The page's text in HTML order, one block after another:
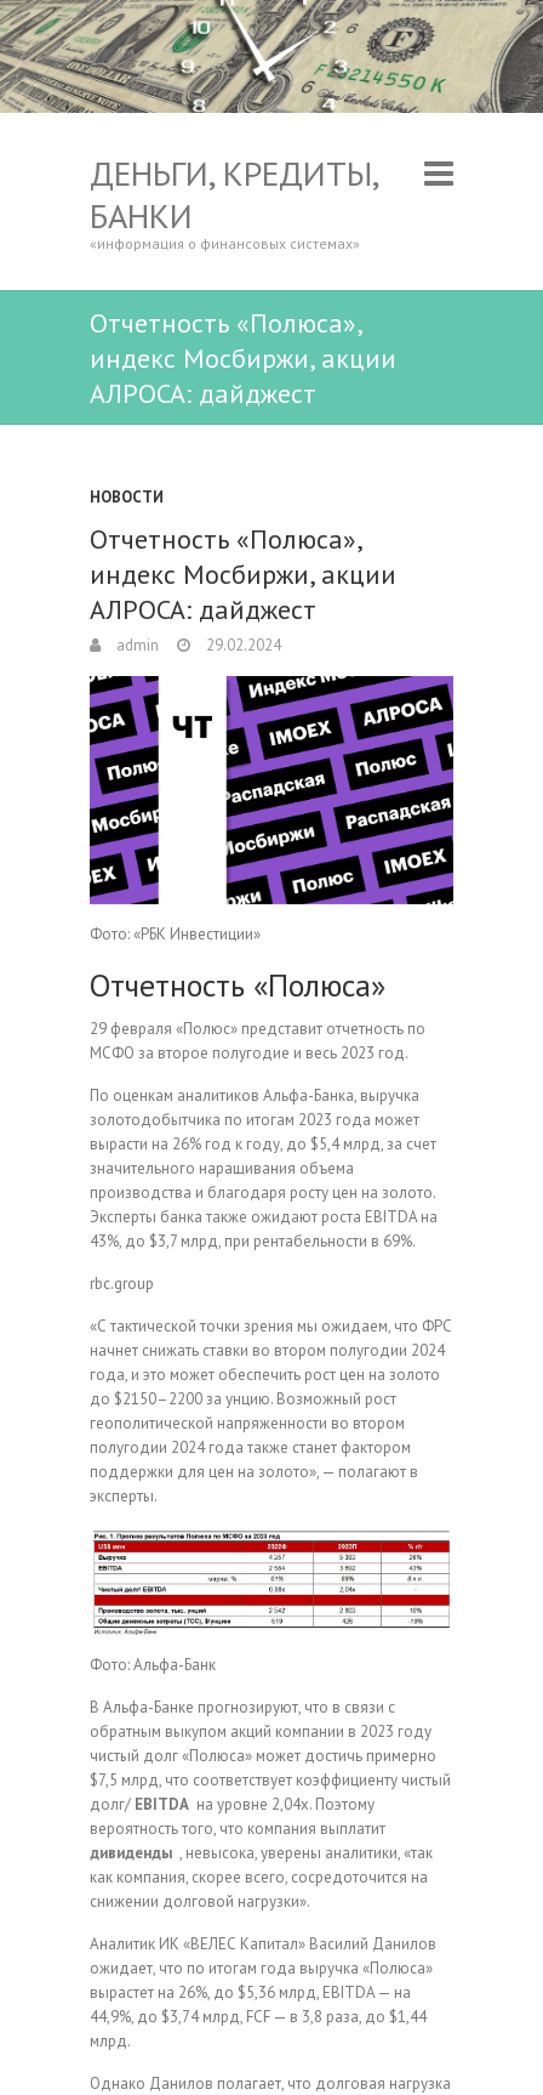
ДЕНЬГИ, КРЕДИТЫ,
БАНКИ
«информация о финансовых системах»
Отчетность «Полюса»,
индекс Мосбиржи, акции
АЛРОСА: дайджест
НОВОСТИ
Отчетность «Полюса»,
индекс Мосбиржи, акции
АЛРОСА: дайджест
admin 29.02.2024
Фото: «РБК Инвестиции»
Отчетность «Полюса»
29 февраля «Полюс» представит отчетность по
МСФО за второе полугодие и весь 2023 год.
По оценкам аналитиков Альфа-Банка, выручка
золотодобытчика по итогам 2023 года может
вырасти на 26% год к году, до $5,4 млрд, за счет
значительного наращивания объема
производства и благодаря росту цен на золото.
Эксперты банка также ожидают роста EBITDA на
43%, до $3,7 млрд, при рентабельности в 69%.
rbc.group
«С тактической точки зрения мы ожидаем, что ФРС
начнет снижать ставки во втором полугодии 2024
года, и это может обеспечить рост цен на золото
до $2150–2200 за унцию. Возможный рост
геополитической напряженности во втором
полугодии 2024 года также станет фактором
поддержки для цен на золото», — полагают в
эксперты.
Фото: Альфа-Банк
В Альфа-Банке прогнозируют, что в связи с
обратным выкупом акций компании в 2023 году
чистый долг «Полюса» может достичь примерно
$7,5 млрд, что соответствует коэффициенту чистый
долг/ EBITDA на уровне 2,04х. Поэтому
вероятность того, что компания выплатит
дивиденды , невысока, уверены аналитики, «так
как компания, скорее всего, сосредоточится на
снижении долговой нагрузки».
Аналитик ИК «ВЕЛЕС Капитал» Василий Данилов
ожидает, что по итогам года выручка «Полюса»
вырастет на 26%, до $5,36 млрд, EBITDA — на
44,9%, до $3,74 млрд, FCF — в 3,8 раза, до $1,44
млрд.
Однако Данилов полагает, что долговая нагрузка